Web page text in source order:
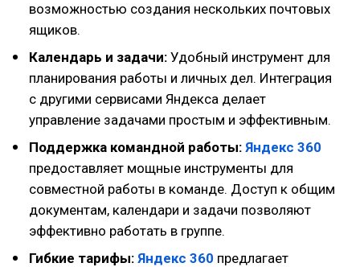
возможностью создания нескольких почтовых
ящиков.
Календарь и задачи: Удобный инструмент для
планирования работы и личных дел. Интеграция
с другими сервисами Яндекса делает
управление задачами простым и эффективным.
Поддержка командной работы: Яндекс 360
предоставляет мощные инструменты для
совместной работы в команде. Доступ к общим
документам, календари и задачи позволяют
эффективно работать в группе.
Гибкие тарифы: Яндекс 360 предлагает